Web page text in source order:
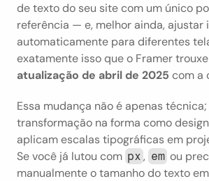
de texto do seu site com um único
referência — e, melhor ainda, ajustar
automaticamente para diferentes
atualização de abril de 2025 com a
Essa mudança não é apenas
transformação na forma como
aplicam escalas tipográficas em
Se você já lutou com px , em ou
manualmente o tamanho do texto